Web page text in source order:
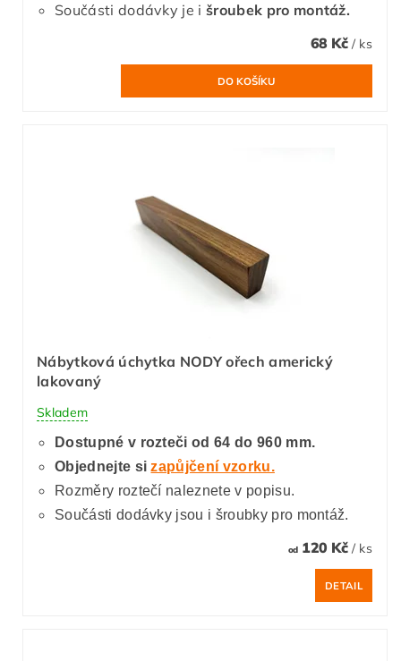
Součásti dodávky je išroubek pro montáž.
68 Kč / ks
Nábytková úchytka NODY ořech americký
lakovaný
Skladem
Dostupné v rozteči od 64 do 960 mm.
Objednejte sizapůjčení vzorku.
Rozměry roztečí naleznete v popisu.
Součásti dodávky jsou i šroubky pro montáž.
od120 Kč / ks
DETAIL